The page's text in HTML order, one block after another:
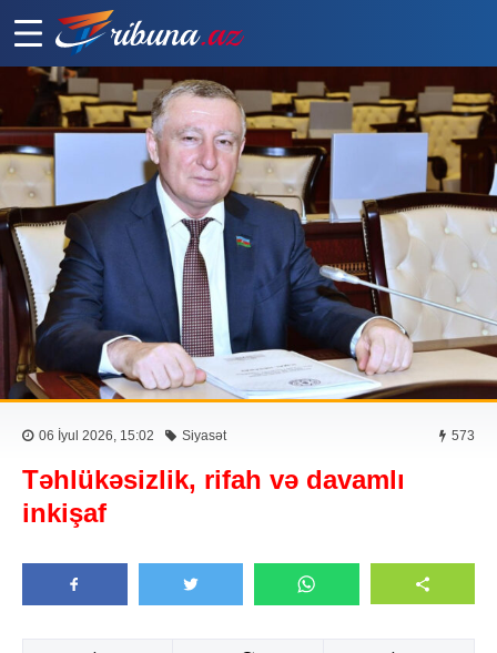
06 İyul 2026, 15:02 Siyasət 573
Təhlükəsizlik, rifah və davamlı
inkişaf